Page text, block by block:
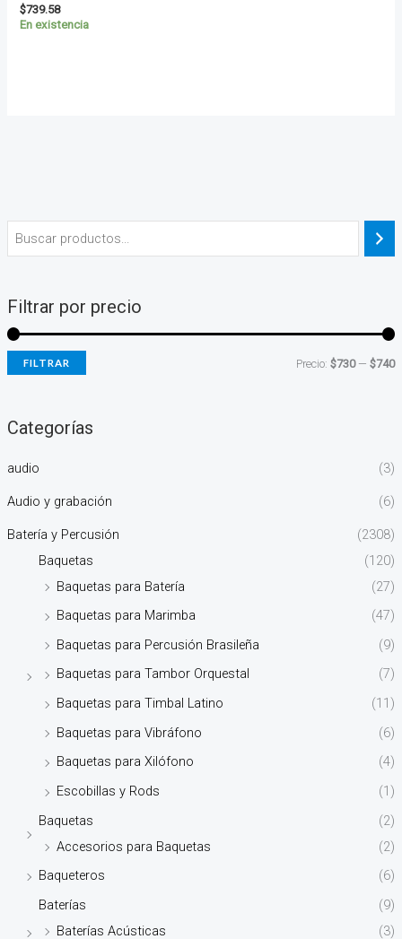
Filtrar por precio
FILTRAR Precio:$730—$740
Categorías
audio (3)
Audio y grabación (6)
Batería y Percusión
(2308)
Baquetas
(120)
Baquetas para Batería
(27)
Baquetas para Marimba
(47)
Baquetas para Percusión Brasileña
(9)
Baquetas para Tambor Orquestal
(7)
Baquetas para Timbal Latino
(11)
Baquetas para Vibráfono
(6)
Baquetas para Xilófono
(4)
Escobillas y Rods
(1)
Baquetas
(2)
Accesorios para Baquetas
(2)
Baqueteros
(6)
Baterías
(9)
Baterías Acústicas
(3)
$739.58
En existencia